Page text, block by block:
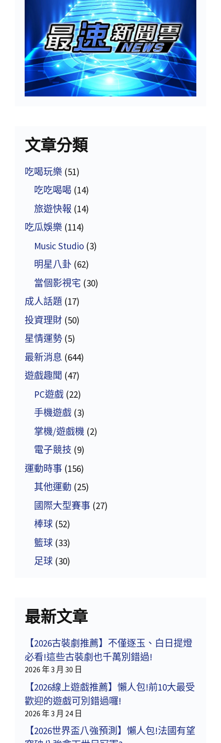
文章分類
吃喝玩樂 (51)
吃吃喝喝 (14)
旅遊快報 (14)
吃瓜娛樂 (114)
Music Studio (3)
明星八卦 (62)
當個影視宅 (30)
成人話題 (17)
投資理財 (50)
星情運勢 (5)
最新消息 (644)
遊戲趣聞 (47)
PC遊戲 (22)
手機遊戲 (3)
掌機/遊戲機 (2)
電子競技 (9)
運動時事 (156)
其他運動 (25)
國際大型賽事 (27)
棒球 (52)
籃球 (33)
足球 (30)
最新文章
【2026古裝劇推薦】不僅逐玉、白日提燈
必看!這些古裝劇也千萬別錯過!
2026 年 3 月 30 日
【2026線上遊戲推薦】懶人包!前10大最受
歡迎的遊戲可別錯過囉!
2026 年 3 月 24 日
【2026世界盃八強預測】懶人包!法國有望